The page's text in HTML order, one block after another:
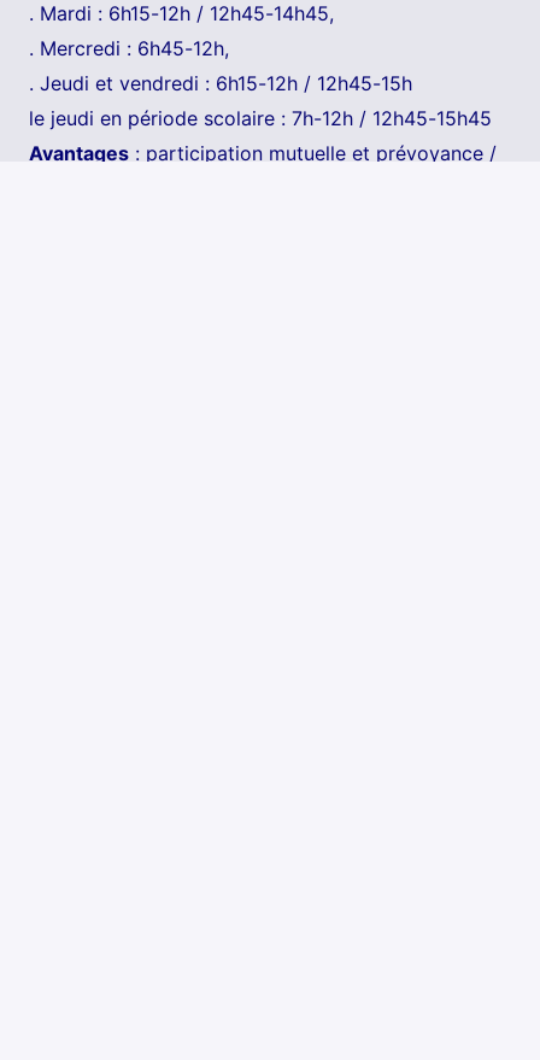
. Mardi : 6h15-12h / 12h45-14h45,
. Mercredi : 6h45-12h,
. Jeudi et vendredi : 6h15-12h / 12h45-15h
le jeudi en période scolaire : 7h-12h / 12h45-15h45
Avantages : participation mutuelle et prévoyance /